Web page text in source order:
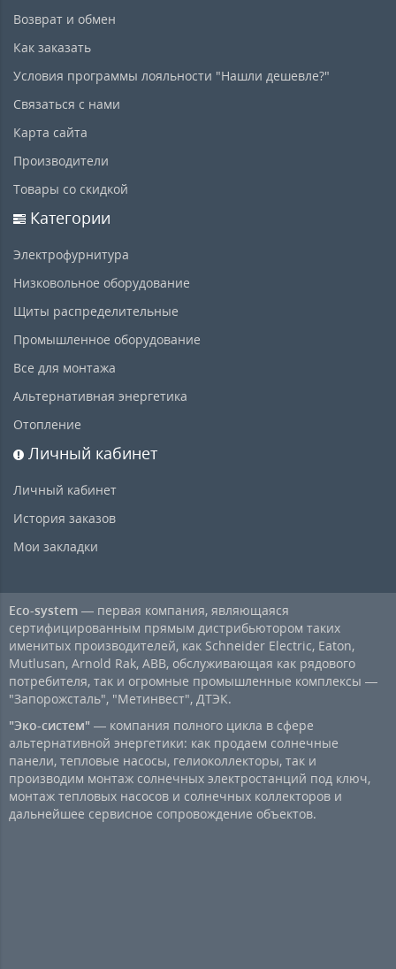
Возврат и обмен
Как заказать
Условия программы лояльности "Нашли дешевле?"
Связаться с нами
Карта сайта
Производители
Товары со скидкой
Категории
Электрофурнитура
Низковольное оборудование
Щиты распределительные
Промышленное оборудование
Все для монтажа
Альтернативная энергетика
Отопление
Личный кабинет
Личный кабинет
История заказов
Мои закладки
Eco-system — первая компания, являющаяся
сертифицированным прямым дистрибьютором таких
именитых производителей, как Schneider Electric, Eaton,
Mutlusan, Arnold Rak, ABB, обслуживающая как рядового
потребителя, так и огромные промышленные комплексы —
"Запорожсталь", "Метинвест", ДТЭК.
"Эко-систем" — компания полного цикла в сфере
альтернативной энергетики: как продаем солнечные
панели, тепловые насосы, гелиоколлекторы, так и
производим монтаж солнечных электростанций под ключ,
монтаж тепловых насосов и солнечных коллекторов и
дальнейшее сервисное сопровождение объектов.